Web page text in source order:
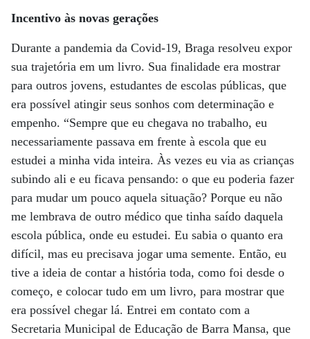
Incentivo às novas gerações
Durante a pandemia da Covid-19, Braga resolveu expor
sua trajetória em um livro. Sua finalidade era mostrar
para outros jovens, estudantes de escolas públicas, que
era possível atingir seus sonhos com determinação e
empenho. “Sempre que eu chegava no trabalho, eu
necessariamente passava em frente à escola que eu
estudei a minha vida inteira. Às vezes eu via as crianças
subindo ali e eu ficava pensando: o que eu poderia fazer
para mudar um pouco aquela situação? Porque eu não
me lembrava de outro médico que tinha saído daquela
escola pública, onde eu estudei. Eu sabia o quanto era
difícil, mas eu precisava jogar uma semente. Então, eu
tive a ideia de contar a história toda, como foi desde o
começo, e colocar tudo em um livro, para mostrar que
era possível chegar lá. Entrei em contato com a
Secretaria Municipal de Educação de Barra Mansa, que